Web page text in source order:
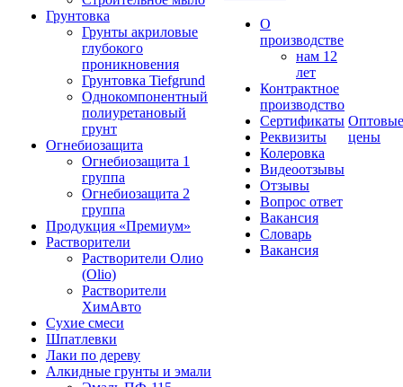
Грунтовка
Грунты акриловые
глубокого
проникновения
Грунтовка Tiefgrund
Однокомпонентный
полиуретановый
грунт
Огнебиозащита
Огнебиозащита 1
группа
Огнебиозащита 2
группа
Продукция «Премиум»
Растворители
Растворители Олио
(Olio)
Растворители
ХимАвто
Сухие смеси
Шпатлевки
Лаки по дереву
Алкидные грунты и эмали
О
производстве
нам 12
лет
Контрактное
производство
Сертификаты
Реквизиты
Колеровка
Видеоотзывы
Отзывы
Вопрос ответ
Вакансия
Словарь
Вакансия
Оптовые
цены